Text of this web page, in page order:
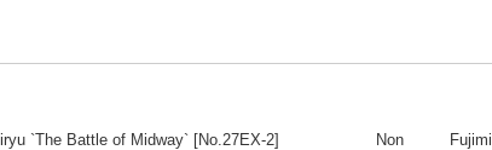
`The Battle of Midway` [No.27EX-2] Non Fujimi